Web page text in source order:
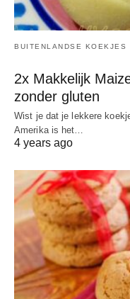
BUITENLANDSE KOEKJES
2x Makkelijk
zonder gluten
Wist je dat je lekkere
Amerika is het…
4 years ago